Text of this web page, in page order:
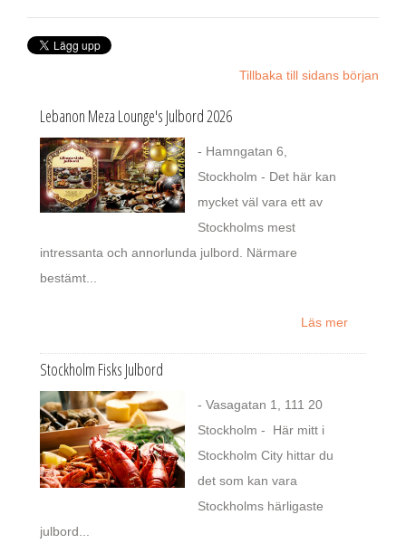
Tillbaka till sidans början
Lebanon Meza Lounge's Julbord 2026
- Hamngatan 6,
Stockholm - Det här kan
mycket väl vara ett av
Stockholms mest
intressanta och annorlunda julbord. Närmare
bestämt...
Läs mer
Stockholm Fisks Julbord
- Vasagatan 1, 111 20
Stockholm - Här mitt i
Stockholm City hittar du
det som kan vara
Stockholms härligaste
julbord...